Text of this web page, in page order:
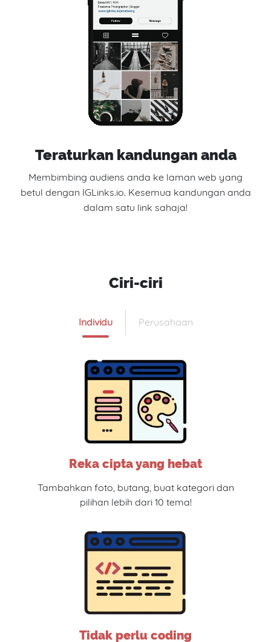
Teraturkan kandungan anda
Membimbing audiens anda ke laman web yang
betul dengan IGLinks.io. Kesemua kandungan anda
dalam satu link sahaja!
Ciri-ciri
Individu Perusahaan
Reka cipta yang hebat
Tambahkan foto, butang, buat kategori dan
pilihan lebih dari 10 tema!
Tidak perlu coding